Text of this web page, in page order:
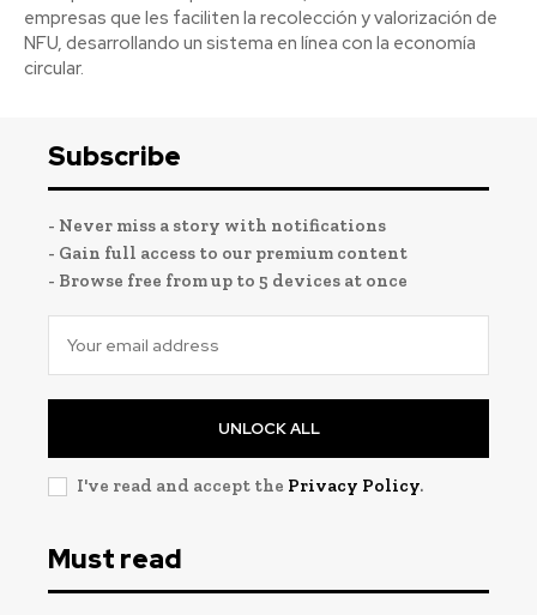
empresas que les faciliten la recolección y valorización de
NFU, desarrollando un sistema en línea con la economía
circular.
Subscribe
- Never miss a story with notifications
- Gain full access to our premium content
- Browse free from up to 5 devices at once
UNLOCK ALL
I've read and accept the Privacy Policy.
Must read